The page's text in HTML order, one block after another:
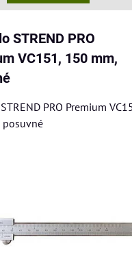
STREND PRO
VC151, 150 mm,
PRO Premium
posuvné